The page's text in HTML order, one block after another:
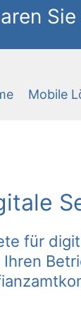
Mobile
für